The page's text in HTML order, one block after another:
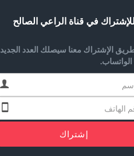
للإشتراك في قناة الراعي الصالح
الإشتراك معنا سيصلك العدد الجديد
إشتراك